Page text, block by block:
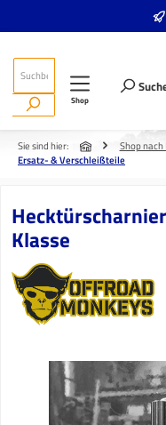
Shop
Sie sind hier: Shop
Ersatz- & Verschleißteile
Klasse
Bildergalerie überspringen